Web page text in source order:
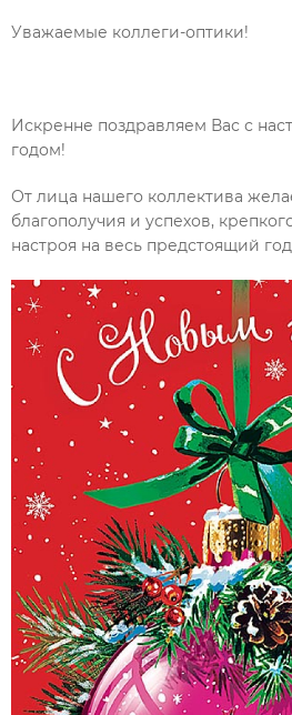
Уважаемые коллеги-оптики!
Искренне поздравляем Вас с
годом!
От лица нашего коллектива
благополучия и успехов,
настроя на весь предстоящий